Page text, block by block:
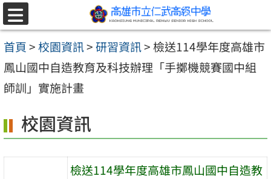
跳至主要內容區
選
單
首頁>校園資訊>研習資訊> 檢送114學年度高雄市
鳳山國中自造教育及科技辦理「手擲機競賽國中組
師訓」實施計畫
校園資訊
檢送114學年度高雄市鳳山國中自造教